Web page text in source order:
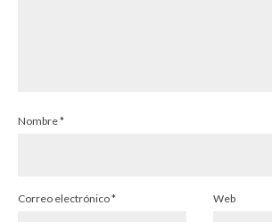
Nombre*
Correo electrónico* Web